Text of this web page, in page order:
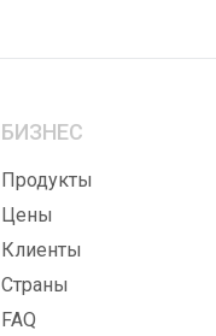
БИЗНЕС
Продукты
Цены
Клиенты
Страны
FAQ